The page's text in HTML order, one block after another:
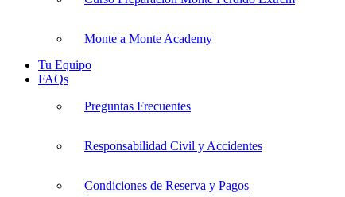
Monte a Monte Academy
Tu Equipo
FAQs
Preguntas Frecuentes
Responsabilidad Civil y Accidentes
Condiciones de Reserva y Pagos